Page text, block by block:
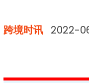
跨境时讯 2022-